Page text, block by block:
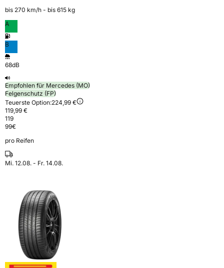
bis 270 km⁠/⁠h - bis 615 kg
A
B
68dB
Empfohlen für Mercedes (MO)
Felgenschutz (FP)
Teuerste Option:224,99 €
119,99 €
119
99€
pro Reifen
Mi. 12.08. - Fr. 14.08.